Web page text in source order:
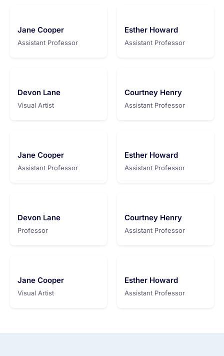
Jane Cooper
Assistant Professor
Esther Howard
Assistant Professor
Devon Lane
Visual Artist
Courtney Henry
Assistant Professor
Jane Cooper
Assistant Professor
Esther Howard
Assistant Professor
Devon Lane
Professor
Courtney Henry
Assistant Professor
Jane Cooper
Visual Artist
Esther Howard
Assistant Professor